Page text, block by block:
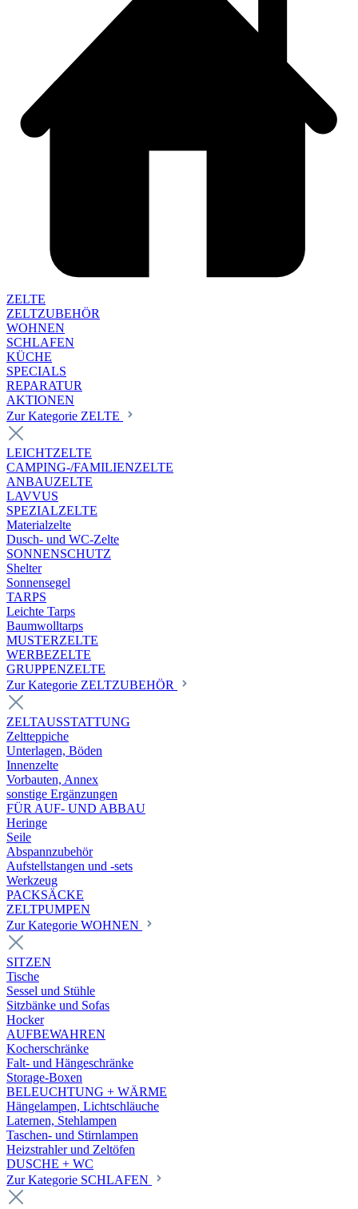
ZELTE
ZELTZUBEHÖR
WOHNEN
SCHLAFEN
KÜCHE
SPECIALS
REPARATUR
AKTIONEN
Zur Kategorie ZELTE
LEICHTZELTE
CAMPING-/FAMILIENZELTE
ANBAUZELTE
LAVVUS
SPEZIALZELTE
Materialzelte
Dusch- und WC-Zelte
SONNENSCHUTZ
Shelter
Sonnensegel
TARPS
Leichte Tarps
Baumwolltarps
MUSTERZELTE
WERBEZELTE
GRUPPENZELTE
Zur Kategorie ZELTZUBEHÖR
ZELTAUSSTATTUNG
Zeltteppiche
Unterlagen, Böden
Innenzelte
Vorbauten, Annex
sonstige Ergänzungen
FÜR AUF- UND ABBAU
Heringe
Seile
Abspannzubehör
Aufstellstangen und -sets
Werkzeug
PACKSÄCKE
ZELTPUMPEN
Zur Kategorie WOHNEN
SITZEN
Tische
Sessel und Stühle
Sitzbänke und Sofas
Hocker
AUFBEWAHREN
Kocherschränke
Falt- und Hängeschränke
Storage-Boxen
BELEUCHTUNG + WÄRME
Hängelampen, Lichtschläuche
Laternen, Stehlampen
Taschen- und Stirnlampen
Heizstrahler und Zeltöfen
DUSCHE + WC
Zur Kategorie SCHLAFEN